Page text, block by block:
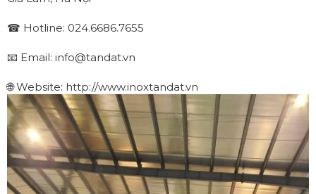
☎ Hotline: 024.6686.7655
📧 Email: info@tandat.vn
🌐 Website: http://www.inoxtandat.vn